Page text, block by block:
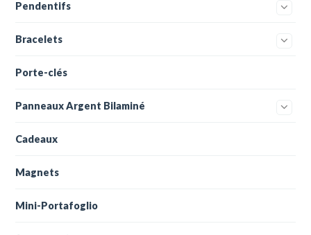
Pendentifs
Bracelets
Porte-clés
Panneaux Argent Bilaminé
Cadeaux
Magnets
Mini-Portafoglio